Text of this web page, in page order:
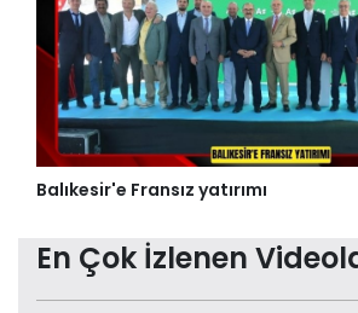
Balıkesir'e Fransız yatırımı
En Çok İzlenen